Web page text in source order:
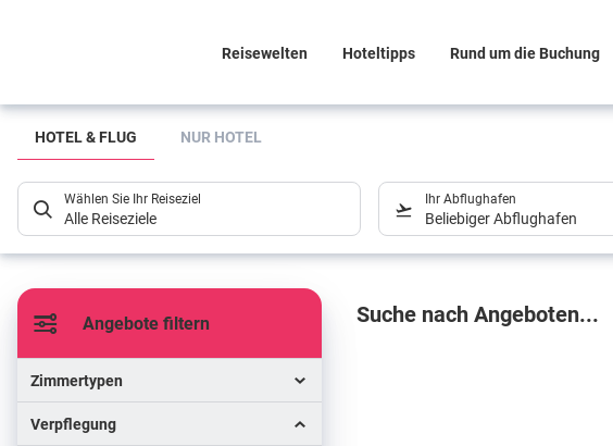
Reisewelten Hoteltipps Rund um die Buchung
Suchlistenseite
HOTEL & FLUG NUR HOTEL
Wählen Sie Ihr Reiseziel
Alle Reiseziele
Ihr Abflughafen
Beliebiger Abflughafen
Angebote filtern
Zimmertypen
Verpflegung
Suchergebnisse
Suche nach Angeboten...